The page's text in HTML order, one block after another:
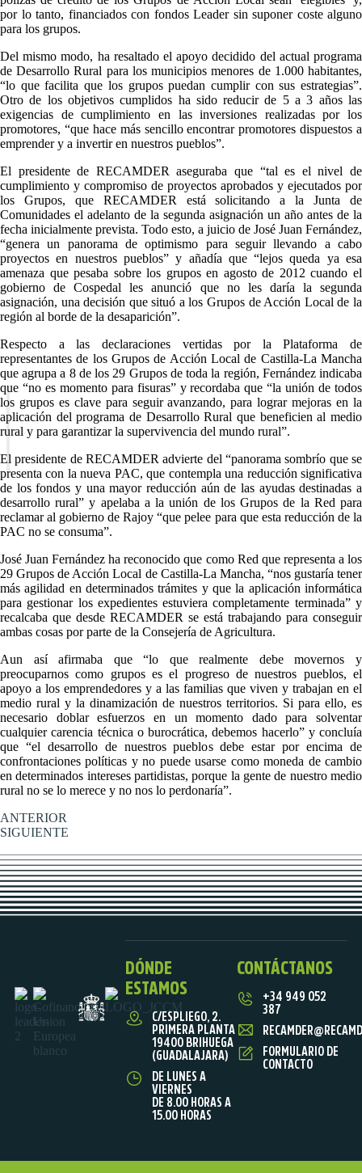
por lo tanto, financiados con fondos Leader sin suponer coste alguno
para los grupos.
Del mismo modo, ha resaltado el apoyo decidido del actual programa
de Desarrollo Rural para los municipios menores de 1.000 habitantes,
“lo que facilita que los grupos puedan cumplir con sus estrategias”.
Otro de los objetivos cumplidos ha sido reducir de 5 a 3 años las
exigencias de cumplimiento en las inversiones realizadas por los
promotores, “que hace más sencillo encontrar promotores dispuestos a
emprender y a invertir en nuestros pueblos”.
El presidente de RECAMDER aseguraba que “tal es el nivel de
cumplimiento y compromiso de proyectos aprobados y ejecutados por
los Grupos, que RECAMDER está solicitando a la Junta de
Comunidades el adelanto de la segunda asignación un año antes de la
fecha inicialmente prevista. Todo esto, a juicio de José Juan Fernández,
“genera un panorama de optimismo para seguir llevando a cabo
proyectos en nuestros pueblos” y añadía que “lejos queda ya esa
amenaza que pesaba sobre los grupos en agosto de 2012 cuando el
gobierno de Cospedal les anunció que no les daría la segunda
asignación, una decisión que situó a los Grupos de Acción Local de la
región al borde de la desaparición”.
Respecto a las declaraciones vertidas por la Plataforma de
representantes de los Grupos de Acción Local de Castilla-La Mancha
que agrupa a 8 de los 29 Grupos de toda la región, Fernández indicaba
que “no es momento para fisuras” y recordaba que “la unión de todos
los grupos es clave para seguir avanzando, para lograr mejoras en la
aplicación del programa de Desarrollo Rural que beneficien al medio
rural y para garantizar la supervivencia del mundo rural”.
El presidente de RECAMDER advierte del “panorama sombrío que se
presenta con la nueva PAC, que contempla una reducción significativa
de los fondos y una mayor reducción aún de las ayudas destinadas a
desarrollo rural” y apelaba a la unión de los Grupos de la Red para
reclamar al gobierno de Rajoy “que pelee para que esta reducción de la
PAC no se consuma”.
José Juan Fernández ha reconocido que como Red que representa a los
29 Grupos de Acción Local de Castilla-La Mancha, “nos gustaría tener
más agilidad en determinados trámites y que la aplicación informática
para gestionar los expedientes estuviera completamente terminada” y
recalcaba que desde RECAMDER se está trabajando para conseguir
ambas cosas por parte de la Consejería de Agricultura.
Aun así afirmaba que “lo que realmente debe movernos y
preocuparnos como grupos es el progreso de nuestros pueblos, el
apoyo a los emprendedores y a las familias que viven y trabajan en el
medio rural y la dinamización de nuestros territorios. Si para ello, es
necesario doblar esfuerzos en un momento dado para solventar
cualquier carencia técnica o burocrática, debemos hacerlo” y concluía
que “el desarrollo de nuestros pueblos debe estar por encima de
confrontaciones políticas y no puede usarse como moneda de cambio
en determinados intereses partidistas, porque la gente de nuestro medio
rural no se lo merece y no nos lo perdonaría”.
ANTERIOR
SIGUIENTE
DÓNDE
ESTAMOS
C/ESPLIEGO, 2.
PRIMERA PLANTA
19400 BRIHUEGA
(GUADALAJARA)
DE LUNES A
VIERNES
DE 8.00 HORAS A
15.00 HORAS
CONTÁCTANOS
+34 949 052
387
FORMULARIO DE
CONTACTO